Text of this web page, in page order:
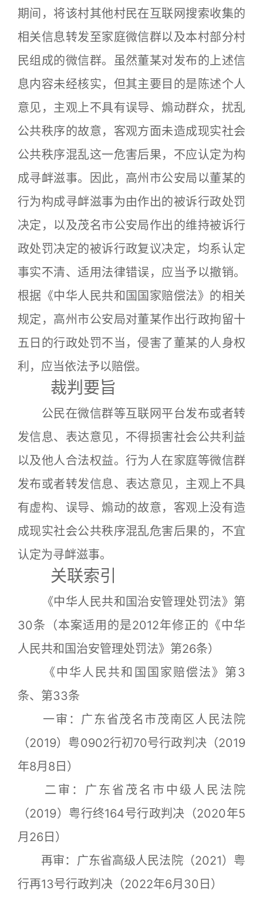
期间，将该村其他村民在互联网搜索收集的
相关信息转发至家庭微信群以及本村部分村
民组成的微信群。虽然董某对发布的上述信
息内容未经核实，但其主要目的是陈述个人
意见，主观上不具有误导、煽动群众，扰乱
公共秩序的故意，客观方面未造成现实社会
公共秩序混乱这一危害后果，不应认定为构
成寻衅滋事。因此，高州市公安局以董某的
行为构成寻衅滋事为由作出的被诉行政处罚
决定，以及茂名市公安局作出的维持被诉行
政处罚决定的被诉行政复议决定，均系认定
事实不清、适用法律错误，应当予以撤销。
根据《中华人民共和国国家赔偿法》的相关
规定，高州市公安局对董某作出行政拘留十
五日的行政处罚不当，侵害了董某的人身权
利，应当依法予以赔偿。
裁判要旨
公民在微信群等互联网平台发布或者转
发信息、表达意见，不得损害社会公共利益
以及他人合法权益。行为人在家庭等微信群
发布或者转发信息、表达意见，主观上不具
有虚构、误导、煽动的故意，客观上没有造
成现实社会公共秩序混乱危害后果的，不宜
认定为寻衅滋事。
关联索引
《中华人民共和国治安管理处罚法》第
30条（本案适用的是2012年修正的《中华
人民共和国治安管理处罚法》第26条）
《中华人民共和国国家赔偿法》第3
条、第33条
一审：广东省茂名市茂南区人民法院
（2019）粤0902行初70号行政判决（2019
年8月8日）
二审：广东省茂名市中级人民法院
（2019）粤行终164号行政判决（2020年5
月26日）
再审：广东省高级人民法院（2021）粤
行再13号行政判决（2022年6月30日）